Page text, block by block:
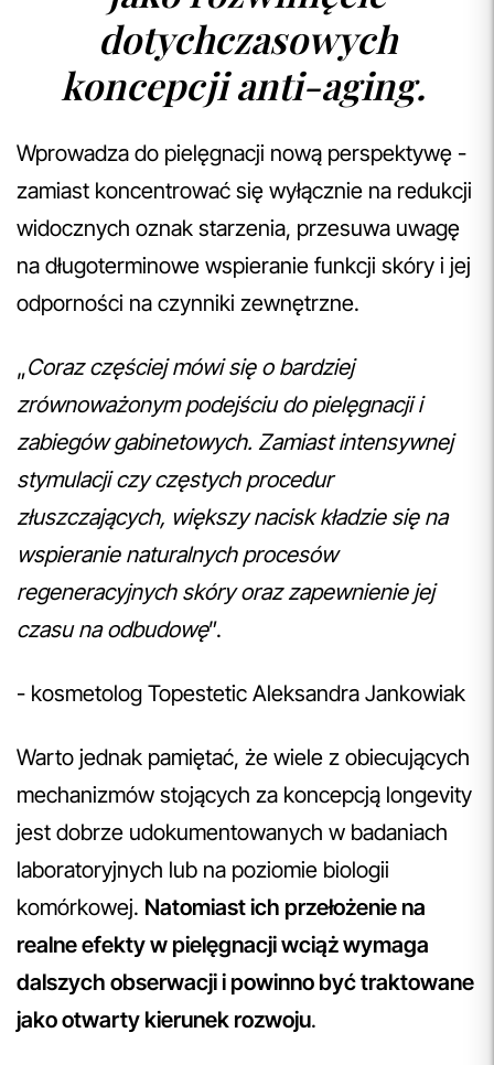
dotychczasowych
koncepcji anti-aging.
Wprowadza do pielęgnacji nową perspektywę -
zamiast koncentrować się wyłącznie na redukcji
widocznych oznak starzenia, przesuwa uwagę
na długoterminowe wspieranie funkcji skóry i jej
odporności na czynniki zewnętrzne.
„Coraz częściej mówi się o bardziej
zrównoważonym podejściu do pielęgnacji i
zabiegów gabinetowych. Zamiast intensywnej
stymulacji czy częstych procedur
złuszczających, większy nacisk kładzie się na
wspieranie naturalnych procesów
regeneracyjnych skóry oraz zapewnienie jej
czasu na odbudowę”.
- kosmetolog Topestetic Aleksandra Jankowiak
Warto jednak pamiętać, że wiele z obiecujących
mechanizmów stojących za koncepcją longevity
jest dobrze udokumentowanych w badaniach
laboratoryjnych lub na poziomie biologii
komórkowej. Natomiast ich przełożenie na
realne efekty w pielęgnacji wciąż wymaga
dalszych obserwacji i powinno być traktowane
jako otwarty kierunek rozwoju.